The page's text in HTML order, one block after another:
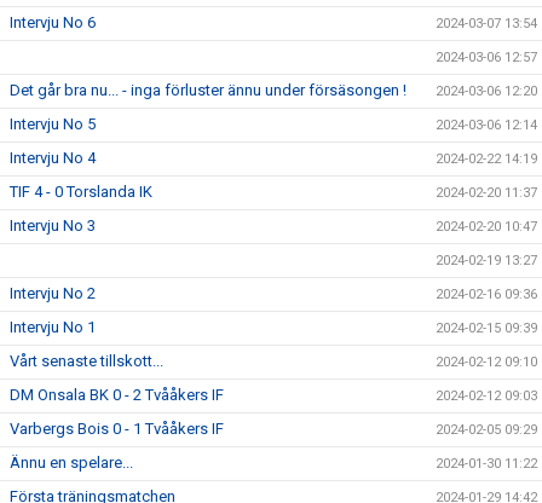
Intervju No 6 2024-03-07 13:54
2024-03-06 12:57
Det går bra nu... - inga förluster ännu under försäsongen ! 2024-03-06 12:20
Intervju No 5 2024-03-06 12:14
Intervju No 4 2024-02-22 14:19
TIF 4 - 0 Torslanda IK 2024-02-20 11:37
Intervju No 3 2024-02-20 10:47
2024-02-19 13:27
Intervju No 2 2024-02-16 09:36
Intervju No 1 2024-02-15 09:39
Vårt senaste tillskott... 2024-02-12 09:10
DM Onsala BK 0 - 2 Tvååkers IF 2024-02-12 09:03
Varbergs Bois 0 - 1 Tvååkers IF 2024-02-05 09:29
Ännu en spelare... 2024-01-30 11:22
Första träningsmatchen 2024-01-29 14:42